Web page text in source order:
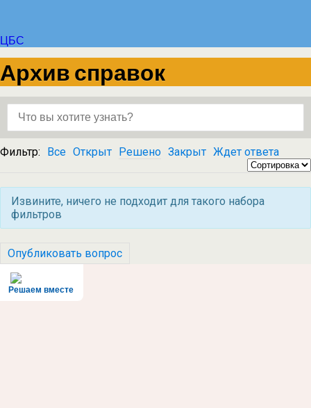
ЦБС
Архив справок
Фильтр: Все Открыт Решено Закрыт Ждет ответа
Извините, ничего не подходит для такого набора
фильтров
Опубликовать вопрос
Решаем вместе